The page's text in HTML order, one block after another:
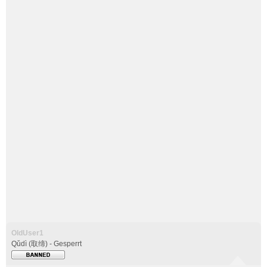
OldUser1
Qǔdì (取缔) - Gesperrt